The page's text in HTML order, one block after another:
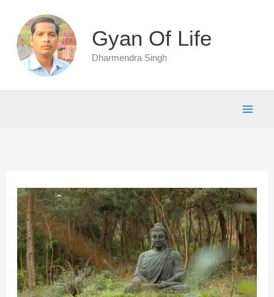
content
Gyan Of Life
Dharmendra Singh